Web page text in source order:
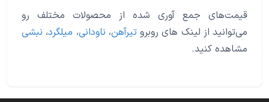
قیمت‌های جمع آوری شده از محصولات مختلف رو
می‌توانید از لینک های روبروتیرآهن، ناودانی، میلگرد، نبشی
مشاهده کنید.